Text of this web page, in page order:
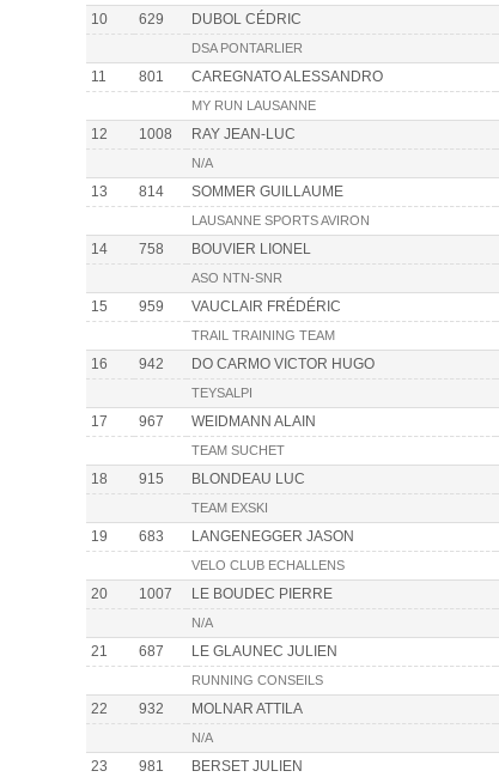
10 629 DUBOL CÉDRIC
DSA PONTARLIER
11 801 CAREGNATO ALESSANDRO
MY RUN LAUSANNE
12 1008 RAY JEAN-LUC
N/A
13 814 SOMMER GUILLAUME
LAUSANNE SPORTS AVIRON
14 758 BOUVIER LIONEL
ASO NTN-SNR
15 959 VAUCLAIR FRÉDÉRIC
TRAIL TRAINING TEAM
16 942 DO CARMO VICTOR HUGO
TEYSALPI
17 967 WEIDMANN ALAIN
TEAM SUCHET
18 915 BLONDEAU LUC
TEAM EXSKI
19 683 LANGENEGGER JASON
VELO CLUB ECHALLENS
20 1007 LE BOUDEC PIERRE
N/A
21 687 LE GLAUNEC JULIEN
RUNNING CONSEILS
22 932 MOLNAR ATTILA
N/A
23 981 BERSET JULIEN